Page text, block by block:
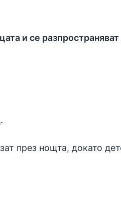
и се разпространяват
през нощта, докато